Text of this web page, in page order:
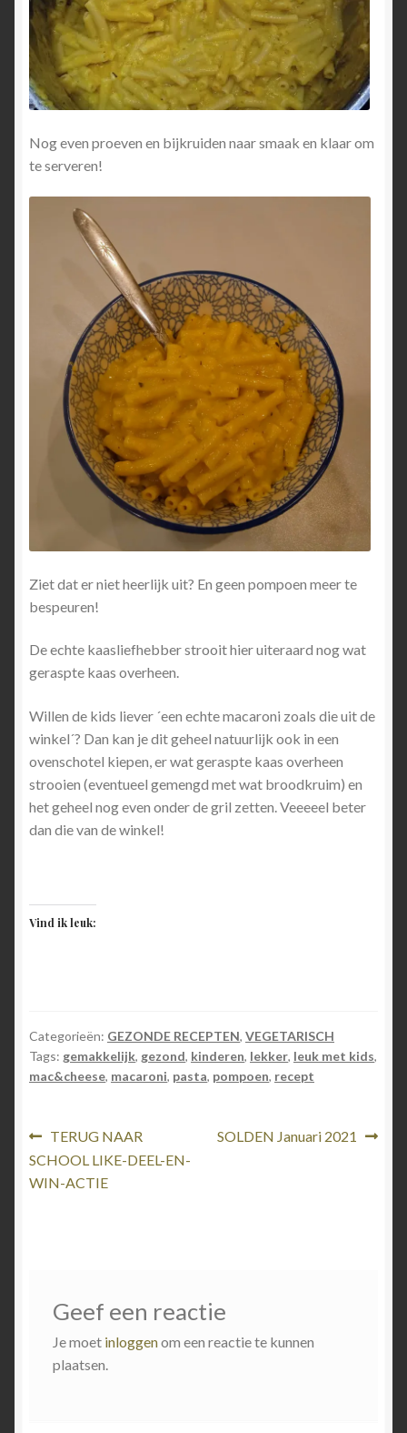
Nog even proeven en bijkruiden naar smaak en klaar om
te serveren!
Ziet dat er niet heerlijk uit? En geen pompoen meer te
bespeuren!
De echte kaasliefhebber strooit hier uiteraard nog wat
geraspte kaas overheen.
Willen de kids liever ´een echte macaroni zoals die uit de
winkel´? Dan kan je dit geheel natuurlijk ook in een
ovenschotel kiepen, er wat geraspte kaas overheen
strooien (eventueel gemengd met wat broodkruim) en
het geheel nog even onder de gril zetten. Veeeeel beter
dan die van de winkel!
Vind ik leuk:
Categorieën: GEZONDE RECEPTEN, VEGETARISCH
Tags: gemakkelijk, gezond, kinderen, lekker, leuk met kids,
mac&cheese, macaroni, pasta, pompoen, recept
Berichtnavigatie
Vorig
bericht:
TERUG NAAR
SCHOOL LIKE-DEEL-EN-
WIN-ACTIE
Volgend
SOLDEN Januari 2021
Geef een reactie
Je moet inloggenom een reactie te kunnen
plaatsen.